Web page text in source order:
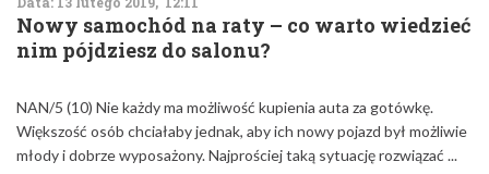
Nowy samochód na raty – co warto wiedzieć
nim pójdziesz do salonu?
NAN/5 (10) Nie każdy ma możliwość kupienia auta za gotówkę.
Większość osób chciałaby jednak, aby ich nowy pojazd był możliwie
młody i dobrze wyposażony. Najprościej taką sytuację rozwiązać ...